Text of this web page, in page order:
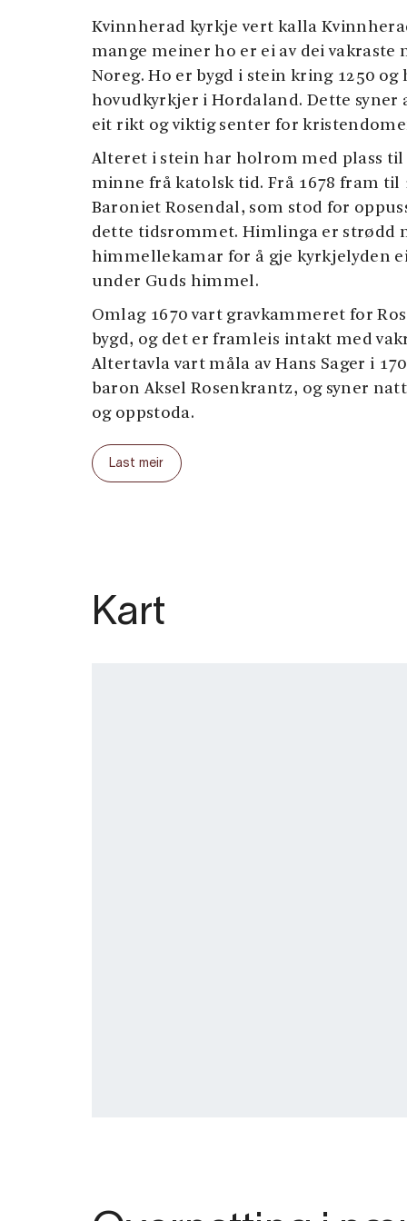
Kvinnherad kyrkje vert kalla
mange meiner ho er ei av dei
Noreg. Ho er bygd i stein kring 1250 og
hovudkyrkjer i Hordaland. Dette syner
eit rikt og viktig senter for
Alteret i stein har holrom med plass
minne frå katolsk tid. Frå 1678 fram til
Baroniet Rosendal, som stod for
dette tidsrommet. Himlinga er strødd
himmellekamar for å gje kyrkjelyden
under Guds himmel.
Omlag 1670 vart gravkammeret for
bygd, og det er framleis intakt med
Altertavla vart måla av Hans Sager i
baron Aksel Rosenkrantz, og syner
og oppstoda.
Kyrkja er open for omvising i
enkeltpersonar, elles for grupper etter
Last meir
Kart